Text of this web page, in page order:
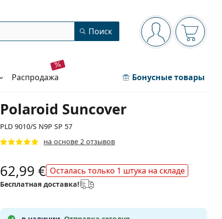
Панель навигации
Вы вошли вВаша
Поиск
распродажа Бонусные товары
Polaroid Suncover
PLD 9010/S N9P SP 57
на основе 2 отзывов
62,99 € Осталась только 1 штука на складе
Бесплатная доставка!